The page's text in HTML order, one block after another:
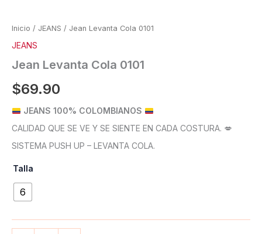
Inicio / JEANS / Jean Levanta Cola 0101
JEANS
Jean Levanta Cola 0101
$69.90
JEANS 100% COLOMBIANOS
CALIDAD QUE SE VE Y SE SIENTE EN CADA COSTURA. 💋
SISTEMA PUSH UP – LEVANTA COLA.
Talla
6